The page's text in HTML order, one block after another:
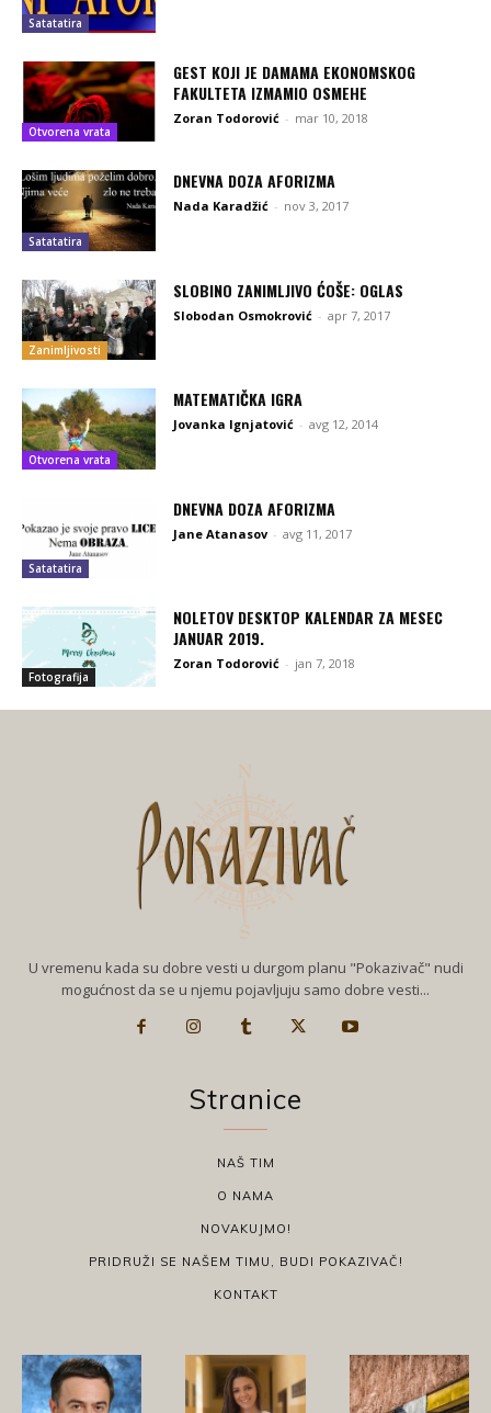
Satatatira
Otvorena vrata
GEST KOJI JE DAMAMA EKONOMSKOG
FAKULTETA IZMAMIO OSMEHE
Zoran Todorović - mar 10, 2018
Satatatira
DNEVNA DOZA AFORIZMA
Nada Karadžić - nov 3, 2017
Zanimljivosti
SLOBINO ZANIMLJIVO ĆOŠE: OGLAS
Slobodan Osmokrović - apr 7, 2017
Otvorena vrata
MATEMATIČKA IGRA
Jovanka Ignjatović - avg 12, 2014
Satatatira
DNEVNA DOZA AFORIZMA
Jane Atanasov - avg 11, 2017
Fotografija
NOLETOV DESKTOP KALENDAR ZA MESEC
JANUAR 2019.
Zoran Todorović - jan 7, 2018
U vremenu kada su dobre vesti u durgom planu "Pokazivač" nudi
mogućnost da se u njemu pojavljuju samo dobre vesti...
Stranice
NAŠ TIM
O NAMA
NOVAKUJMO!
PRIDRUŽI SE NAŠEM TIMU, BUDI POKAZIVAČ!
KONTAKT